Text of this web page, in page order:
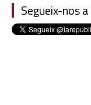
Segueix-nos